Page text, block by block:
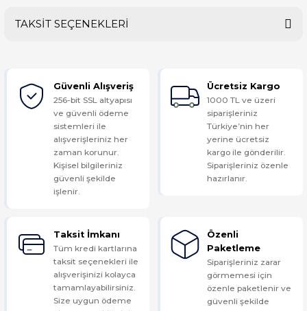
Yorum Yaz
TAKSİT SEÇENEKLERİ
Güvenli Alışveriş
256-bit SSL altyapısı
ve güvenli ödeme
sistemleri ile
alışverişleriniz her
zaman korunur.
Kişisel bilgileriniz
güvenli şekilde
işlenir.
Ücretsiz Kargo
1000 TL ve üzeri
siparişleriniz
Türkiye’nin her
yerine ücretsiz
kargo ile gönderilir.
Siparişleriniz özenle
hazırlanır.
Taksit İmkanı
Tüm kredi kartlarına
taksit seçenekleri ile
alışverişinizi kolayca
tamamlayabilirsiniz.
Size uygun ödeme
Özenli
Paketleme
Siparişleriniz zarar
görmemesi için
özenle paketlenir ve
güvenli şekilde